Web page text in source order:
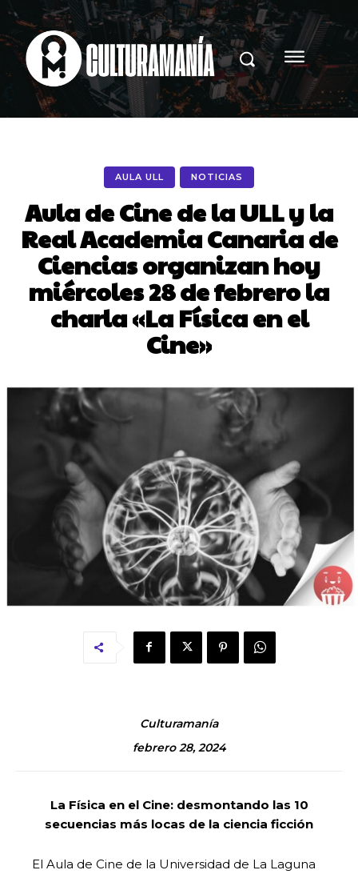
AULA ULL NOTICIAS
Aula de Cine de la ULL y la
Real Academia Canaria de
Ciencias organizan hoy
miércoles 28 de febrero la
charla «La Física en el
Cine»
Culturamanía
febrero 28, 2024
La Física en el Cine: desmontando las 10
secuencias más locas de la ciencia ficción
El Aula de Cine de la Universidad de La Laguna